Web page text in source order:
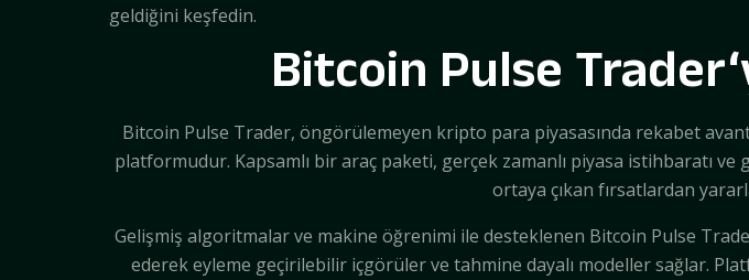
geldiğini keşfedin.
Bitcoin Pulse
Bitcoin Pulse Trader, öngörülemeyen kripto para piyasasında rekabet
platformudur. Kapsamlı bir araç paketi, gerçek zamanlı piyasa istihbaratı
ortaya çıkan fırsatlardan
Gelişmiş algoritmalar ve makine öğrenimi ile desteklenen Bitcoin Pulse
ederek eyleme geçirilebilir içgörüler ve tahmine dayalı modeller sağlar.